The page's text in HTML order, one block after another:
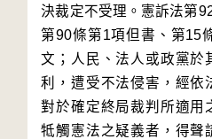
決裁定不受理。憲訴法第
第90條第1項但書、第15
文；人民、法人或政黨於
利，遭受不法侵害，經依
對於確定終局裁判所適用
牴觸憲法之疑義者，得聲